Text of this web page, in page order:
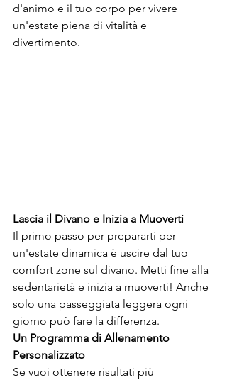
d'animo e il tuo corpo per vivere
un'estate piena di vitalità e
divertimento.
Lascia il Divano e Inizia a Muoverti
Il primo passo per prepararti per
un'estate dinamica è uscire dal tuo
comfort zone sul divano. Metti fine alla
sedentarietà e inizia a muoverti! Anche
solo una passeggiata leggera ogni
giorno può fare la differenza.
Un Programma di Allenamento
Personalizzato
Se vuoi ottenere risultati più